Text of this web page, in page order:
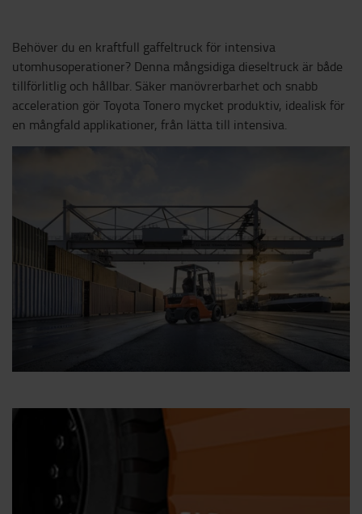
Behöver du en kraftfull gaffeltruck för intensiva
utomhusoperationer? Denna mångsidiga dieseltruck är både
tillförlitlig och hållbar. Säker manövrerbarhet och snabb
acceleration gör Toyota Tonero mycket produktiv, idealisk för
en mångfald applikationer, från lätta till intensiva.